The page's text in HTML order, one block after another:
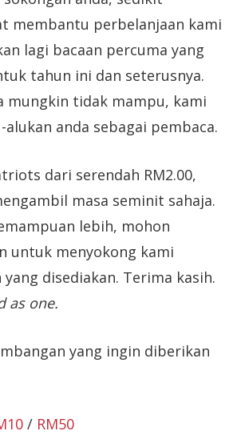
membantu perbelanjaan kami
lagi bacaan percuma yang
tahun ini dan seterusnya.
mungkin tidak mampu, kami
anda sebagai pembaca.
dari serendah RM2.00,
masa seminit sahaja.
lebih, mohon
untuk menyokong kami
disediakan. Terima kasih.
as one.
yang ingin diberikan
/ RM50